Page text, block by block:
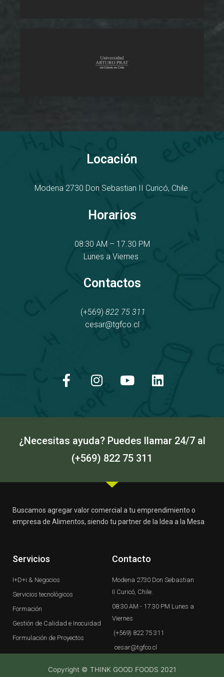
Locación
Modena 2730 Don Sebastian II Curicó, Chile.
Horarios
08:30 AM – 17.30 PM
Lunes a Viernes
Contactos
(+569) 822 75 311
cesar@tgfco.cl
c
e
o
k
s
t
g
a
m
u
t
b
n
k
d
n
¿Necesitas ayuda? Puedes llamar 24/7 al
(+569) 822 75 311
Buscamos agregar valor comercial a tu emprendimiento o
empresa de Alimentos, siendo tu partner de la Idea a la Mesa
Servicios
I+D+i & Negocios
Servicios tecnológicos
Formación
Gestión de Calidad e Inocuidad
Formulación de Proyectos
Contacto
Modena 2730 Don Sebastian
II Curicó, Chile.
08:30 AM - 17.30 PM Lunes a
Viernes
(+569) 822 75 311
cesar@tgfco.cl
Copyright © THINK GOOD FOODS 2021